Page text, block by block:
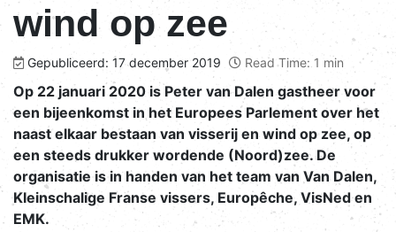
wind op zee
Gepubliceerd: 17 december 2019 Read Time: 1 min
Op 22 januari 2020 is Peter van Dalen gastheer voor
een bijeenkomst in het Europees Parlement over het
naast elkaar bestaan van visserij en wind op zee, op
een steeds drukker wordende (Noord)zee. De
organisatie is in handen van het team van Van Dalen,
Kleinschalige Franse vissers, Europêche, VisNed en
EMK.